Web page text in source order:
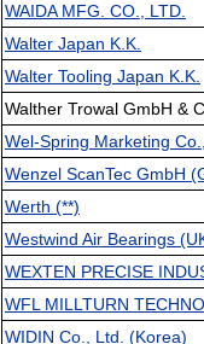
WAIDA MFG. CO., LTD.
Walter Japan K.K.
Walter Tooling Japan K.K.
Walther Trowal GmbH &
Wel-Spring Marketing
Wenzel ScanTec GmbH
Werth (**)
Westwind Air Bearings
WEXTEN PRECISE
WFL MILLTURN
WIDIN Co., Ltd. (Korea)